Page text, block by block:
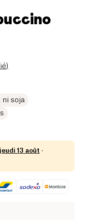
)
ni soja
jeudi 13 août ·